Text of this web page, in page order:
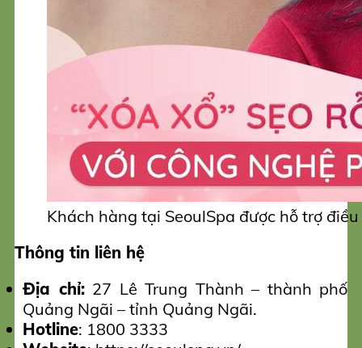
Khách hàng tại SeoulSpa được hỗ trợ
Thông tin liên hệ
Địa chỉ:27 Lê Trung Thành – thành phố
Quảng Ngãi – tỉnh Quảng Ngãi.
Hotline: 1800 3333